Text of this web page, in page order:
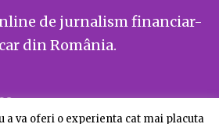
de jurnalism financiar-
din România.
a va oferi o experienta cat mai placuta